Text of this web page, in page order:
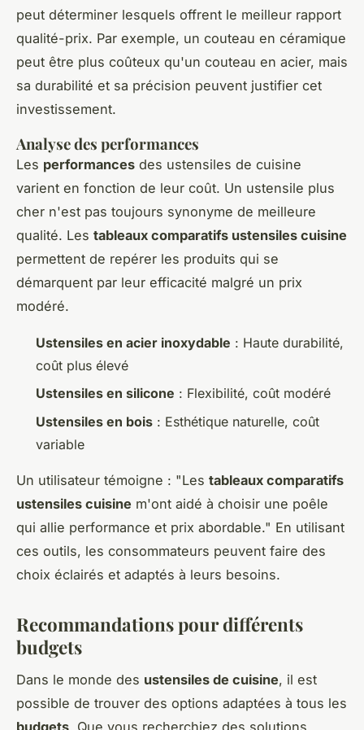
peut déterminer lesquels offrent le meilleur rapport
qualité-prix. Par exemple, un couteau en céramique
peut être plus coûteux qu'un couteau en acier, mais
sa durabilité et sa précision peuvent justifier cet
investissement.
Analyse des performances
Les performances des ustensiles de cuisine
varient en fonction de leur coût. Un ustensile plus
cher n'est pas toujours synonyme de meilleure
qualité. Les tableaux comparatifs ustensiles cuisine
permettent de repérer les produits qui se
démarquent par leur efficacité malgré un prix
modéré.
Ustensiles en acier inoxydable : Haute durabilité,
coût plus élevé
Ustensiles en silicone : Flexibilité, coût modéré
Ustensiles en bois : Esthétique naturelle, coût
variable
Un utilisateur témoigne : "Les tableaux comparatifs
ustensiles cuisine m'ont aidé à choisir une poêle
qui allie performance et prix abordable." En utilisant
ces outils, les consommateurs peuvent faire des
choix éclairés et adaptés à leurs besoins.
Recommandations pour différents
budgets
Dans le monde des ustensiles de cuisine, il est
possible de trouver des options adaptées à tous les